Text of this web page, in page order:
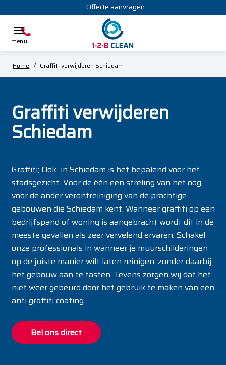
Offerte aanvragen
Home / Graffiti verwijderen Schiedam
Graffiti verwijderen
Schiedam
Graffiti; Ook in Schiedam is het bepalend voor het
stadsgezicht. Voor de één een streling van het oog,
voor de ander verontreiniging van de prachtige
gebouwen die Schiedam kent. Wanneer graffiti op een
bedrijfspand of woning is aangebracht wordt dit in de
meeste gevallen als zeer vervelend ervaren. Schakel
onze professionals in wanneer je muurschilderingen
op de juiste manier wilt laten reinigen, zonder daarbij
het gebouw aan te tasten. Tevens zorgen wij dat het
niet weer gebeurd door het gebruik te maken van een
anti graffiti coating.
Bel ons direct